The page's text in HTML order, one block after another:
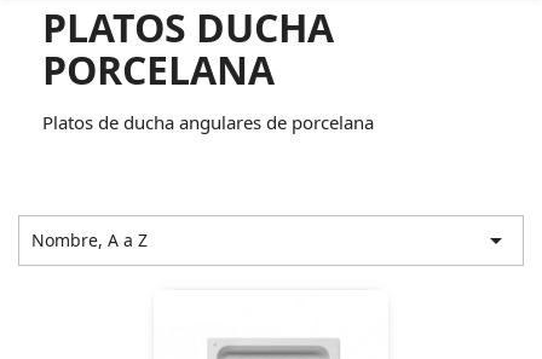
PLATOS DUCHA
PORCELANA
Platos de ducha angulares de porcelana
Nombre, A a Z 